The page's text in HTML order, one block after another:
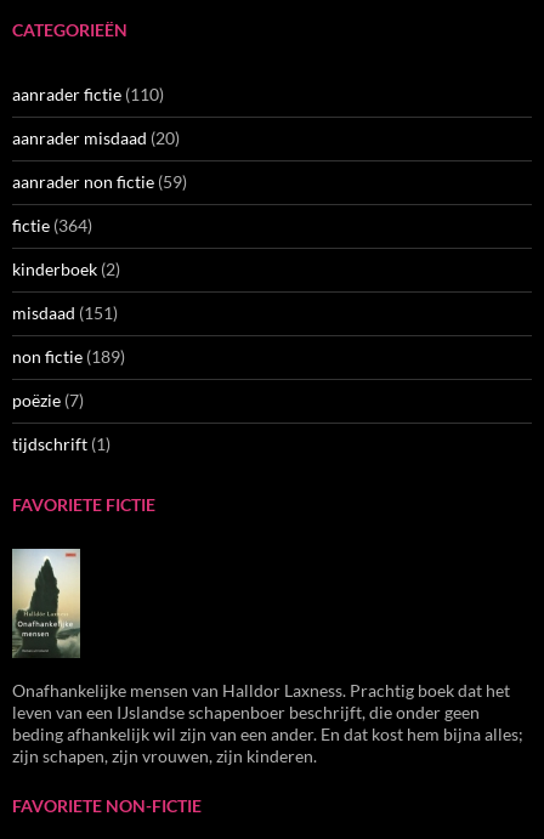
CATEGORIEËN
aanrader fictie (110)
aanrader misdaad (20)
aanrader non fictie (59)
fictie (364)
kinderboek (2)
misdaad (151)
non fictie (189)
poëzie (7)
tijdschrift (1)
FAVORIETE FICTIE
Onafhankelijke mensen van Halldor Laxness. Prachtig boek dat het
leven van een IJslandse schapenboer beschrijft, die onder geen
beding afhankelijk wil zijn van een ander. En dat kost hem bijna alles;
zijn schapen, zijn vrouwen, zijn kinderen.
FAVORIETE NON-FICTIE